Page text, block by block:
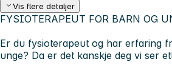
Vis flere detaljer
FYSIOTERAPEUT FOR BARN OG
Er du fysioterapeut og har erfaring
unge? Da er det kanskje deg vi ser